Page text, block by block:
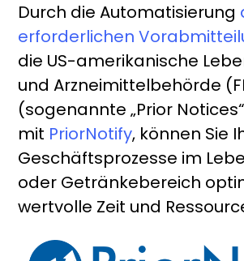
Durch die Automatisierung
erforderlichen
die US-amerikanische
und Arzneimittelbehörde
(sogenannte „Prior
mit PriorNotify, können Sie
Geschäftsprozesse im
oder Getränkebereich
wertvolle Zeit und